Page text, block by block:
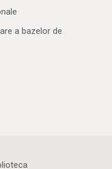
a bazelor de